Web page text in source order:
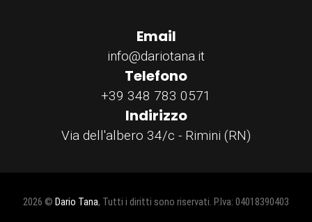
Email
info@dariotana.it
Telefono
+39 348 783 0571
Indirizzo
Via dell'albero 34/c - Rimini (RN)
2026 © Dario Tana, Tutti i diritti sono riservati. P.Iva: 04018390403